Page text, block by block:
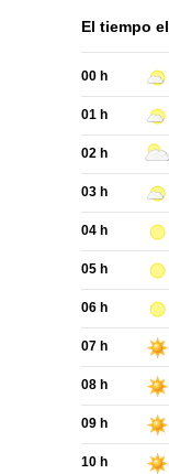
El tiempo el
00 h
01 h
02 h
03 h
04 h
05 h
06 h
07 h
08 h
09 h
10 h